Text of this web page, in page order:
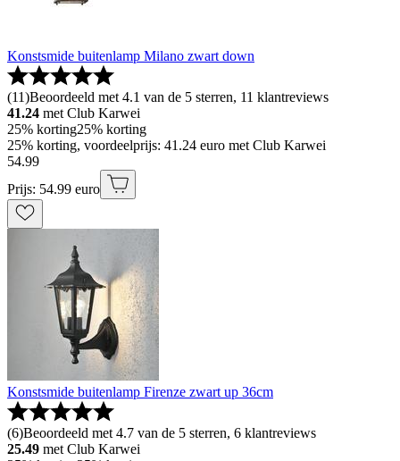
Konstsmide buitenlamp Milano zwart down
(11)Beoordeeld met 4.1 van de 5 sterren, 11 klantreviews
41.24 met Club Karwei
25% korting25% korting
25% korting, voordeelprijs: 41.24 euro met Club Karwei
54.99
Prijs: 54.99 euro
Konstsmide buitenlamp Firenze zwart up 36cm
(6)Beoordeeld met 4.7 van de 5 sterren, 6 klantreviews
25.49 met Club Karwei